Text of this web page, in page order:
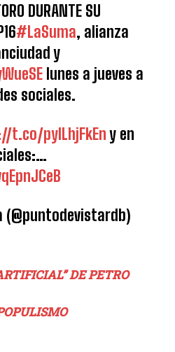
DURANTE SU
#LaSuma, alianza
y
lunes a jueves a
sociales.
t.co/pylLhjFkEny en
(@puntodevistardb)
DE PETRO